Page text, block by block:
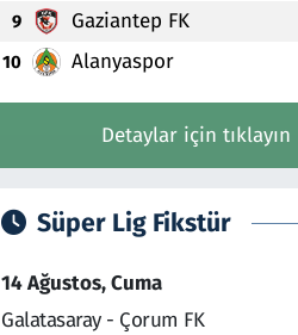
9 Gaziantep FK
10 Alanyaspor
Detaylar için tıklayın
Süper Lig Fikstür
14 Ağustos, Cuma
Galatasaray - Çorum FK